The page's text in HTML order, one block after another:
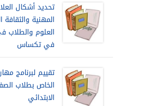
تحديد أشكال
المهنية
العلوم والطلاب
في تكساس
تقييم لبرنامج
الخاص بطلاب
الابتدائي